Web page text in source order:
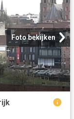
Foto bekijken